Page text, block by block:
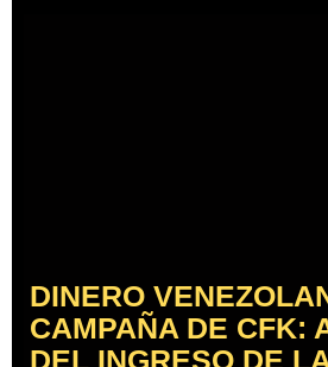
DINERO
CAMPAÑA DE CFK: